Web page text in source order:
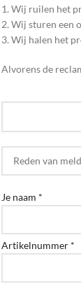
1. Wij ruilen het
2. Wij sturen een
3. Wij halen het
Alvorens de
Je naam *
Artikelnummer *